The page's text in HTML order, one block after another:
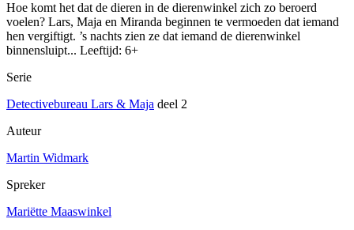
Hoe komt het dat de dieren in de dierenwinkel zich zo beroerd
voelen? Lars, Maja en Miranda beginnen te vermoeden dat iemand
hen vergiftigt. ’s nachts zien ze dat iemand de dierenwinkel
binnensluipt... Leeftijd: 6+
Serie
Detectivebureau Lars & Maja deel 2
Auteur
Martin Widmark
Spreker
Mariëtte Maaswinkel